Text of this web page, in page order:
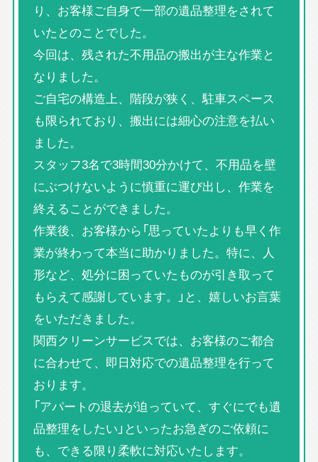
り、お客様ご自身で一部の遺品整理をされて
いたとのことでした。
今回は、残された不用品の搬出が主な作業と
なりました。
ご自宅の構造上、階段が狭く、駐車スペース
も限られており、搬出には細心の注意を払い
ました。
スタッフ3名で3時間30分かけて、不用品を壁
にぶつけないように慎重に運び出し、作業を
終えることができました。
作業後、お客様から「思っていたよりも早く作
業が終わって本当に助かりました。特に、人
形など、処分に困っていたものが引き取って
もらえて感謝しています。」と、嬉しいお言葉
をいただきました。
関西クリーンサービスでは、お客様のご都合
に合わせて、即日対応での遺品整理を行って
おります。
「アパートの退去が迫っていて、すぐにでも遺
品整理をしたい」といったお急ぎのご依頼に
も、できる限り柔軟に対応いたします。